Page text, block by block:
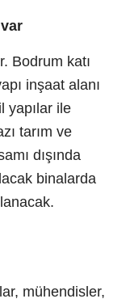
Bodrum katı
inşaat alanı
yapılar ile
tarım ve
dışında
binalarda
mühendisler,